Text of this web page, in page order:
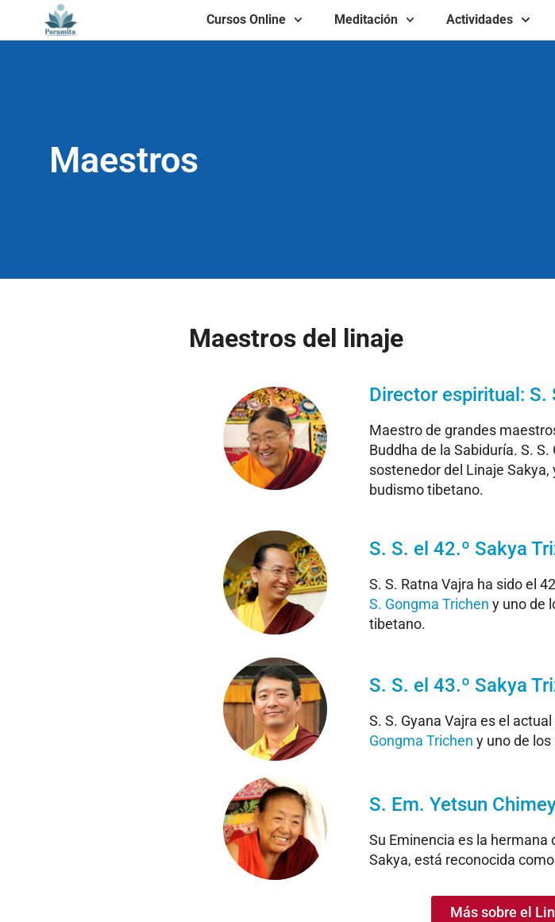
Cursos Online Meditación Actividades
Maestros
Maestros del linaje
Director espiritual: S.
Maestro de grandes
Buddha de la Sabiduría. S.
sostenedor del Linaje
budismo tibetano.
S. S. el 42.º Sakya
S. S. Ratna Vajra ha sido el
S. Gongma Trichen y uno de
tibetano.
S. S. el 43.º Sakya
S. S. Gyana Vajra es el
Gongma Trichen y uno de
S. Em. Yetsun
Su Eminencia es la hermana
Sakya, está reconocida
Más sobre el